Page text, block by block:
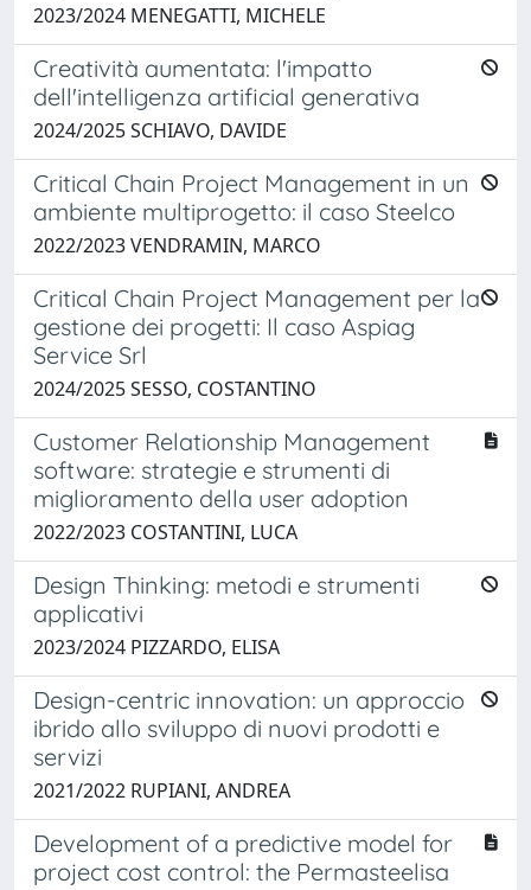
2023/2024 MENEGATTI, MICHELE
Creatività aumentata: l'impatto
dell'intelligenza artificial generativa
2024/2025 SCHIAVO, DAVIDE
Critical Chain Project Management in un
ambiente multiprogetto: il caso Steelco
2022/2023 VENDRAMIN, MARCO
Critical Chain Project Management per la
gestione dei progetti: Il caso Aspiag
Service Srl
2024/2025 SESSO, COSTANTINO
Customer Relationship Management
software: strategie e strumenti di
miglioramento della user adoption
2022/2023 COSTANTINI, LUCA
Design Thinking: metodi e strumenti
applicativi
2023/2024 PIZZARDO, ELISA
Design-centric innovation: un approccio
ibrido allo sviluppo di nuovi prodotti e
servizi
2021/2022 RUPIANI, ANDREA
Development of a predictive model for
project cost control: the Permasteelisa